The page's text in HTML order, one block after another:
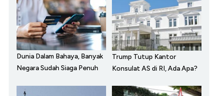
Dunia Dalam Bahaya, Banyak
Negara Sudah Siaga Penuh
Trump Tutup Kantor
Konsulat AS di RI, Ada Apa?